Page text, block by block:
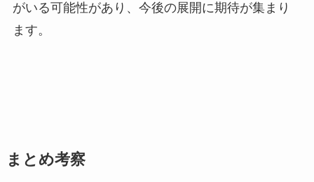
がいる可能性があり、今後の展開に期待が集まり
ます。
まとめ考察